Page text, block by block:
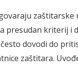
zaštitarske
presudan kriterij i
dovodi do
zaštitara.